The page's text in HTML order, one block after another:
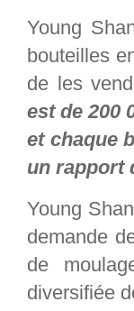
Young
bouteilles
de les
est de 200
et chaque
un rapport
Young
demande
de
diversifiée